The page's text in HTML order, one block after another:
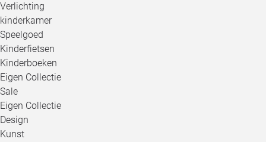
Verlichting
kinderkamer
Speelgoed
Kinderfietsen
Kinderboeken
Eigen Collectie
Sale
Eigen Collectie
Design
Kunst